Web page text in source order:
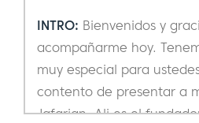
INTRO: Bienvenidos y
acompañarme hoy.
muy especial para
contento de presentar a
Jafarian. Ali es el